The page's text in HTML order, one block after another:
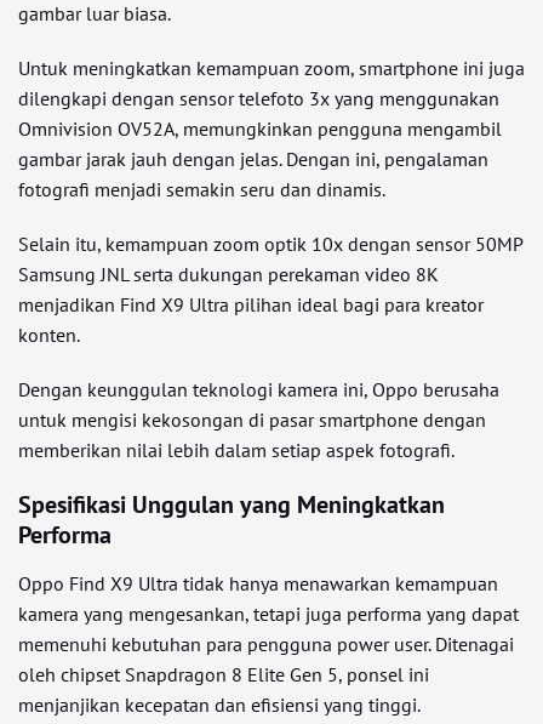
gambar luar biasa.
Untuk meningkatkan kemampuan zoom, smartphone ini juga
dilengkapi dengan sensor telefoto 3x yang menggunakan
Omnivision OV52A, memungkinkan pengguna mengambil
gambar jarak jauh dengan jelas. Dengan ini, pengalaman
fotografi menjadi semakin seru dan dinamis.
Selain itu, kemampuan zoom optik 10x dengan sensor 50MP
Samsung JNL serta dukungan perekaman video 8K
menjadikan Find X9 Ultra pilihan ideal bagi para kreator
konten.
Dengan keunggulan teknologi kamera ini, Oppo berusaha
untuk mengisi kekosongan di pasar smartphone dengan
memberikan nilai lebih dalam setiap aspek fotografi.
Spesifikasi Unggulan yang Meningkatkan
Performa
Oppo Find X9 Ultra tidak hanya menawarkan kemampuan
kamera yang mengesankan, tetapi juga performa yang dapat
memenuhi kebutuhan para pengguna power user. Ditenagai
oleh chipset Snapdragon 8 Elite Gen 5, ponsel ini
menjanjikan kecepatan dan efisiensi yang tinggi.